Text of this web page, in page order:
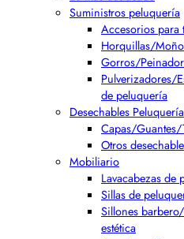
Suministros peluquería
Accesorios para
Horquillas/
Gorros/
Pulverizadores/
de peluquería
Desechables
Capas/Guantes/
Otros
Mobiliario
Lavacabezas de
Sillas de
Sillones
estética